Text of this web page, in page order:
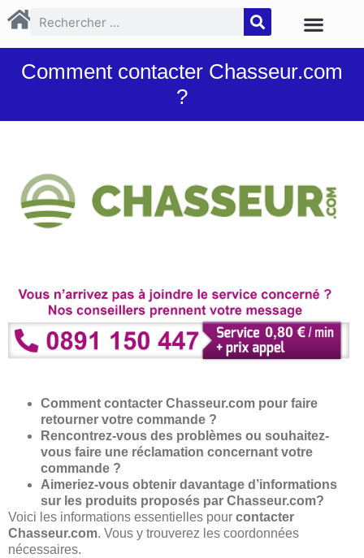
Comment contacter Chasseur.com
?
Comment contacter Chasseur.com pour faire
retourner votre commande ?
Rencontrez-vous des problèmes ou souhaitez-
vous faire une réclamation concernant votre
commande ?
Aimeriez-vous obtenir davantage d’informations
sur les produits proposés par Chasseur.com?
Voici les informations essentielles pour contacter
Chasseur.com. Vous y trouverez les coordonnées
nécessaires.